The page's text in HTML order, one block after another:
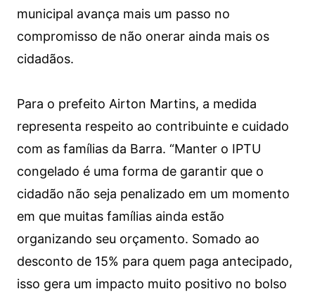
municipal avança mais um passo no
compromisso de não onerar ainda mais os
cidadãos.
Para o prefeito Airton Martins, a medida
representa respeito ao contribuinte e cuidado
com as famílias da Barra. “Manter o IPTU
congelado é uma forma de garantir que o
cidadão não seja penalizado em um momento
em que muitas famílias ainda estão
organizando seu orçamento. Somado ao
desconto de 15% para quem paga antecipado,
isso gera um impacto muito positivo no bolso